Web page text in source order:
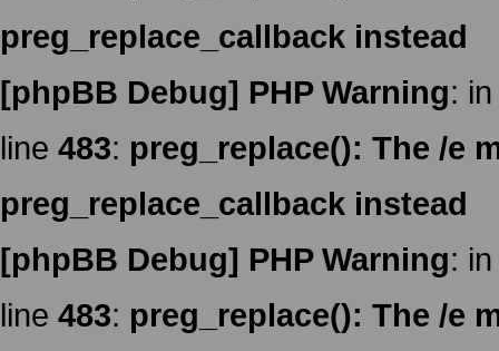
preg_replace_callback instead
[phpBB Debug] PHP Warning:
line 483: preg_replace(): The /e
preg_replace_callback instead
[phpBB Debug] PHP Warning:
line 483: preg_replace(): The /e